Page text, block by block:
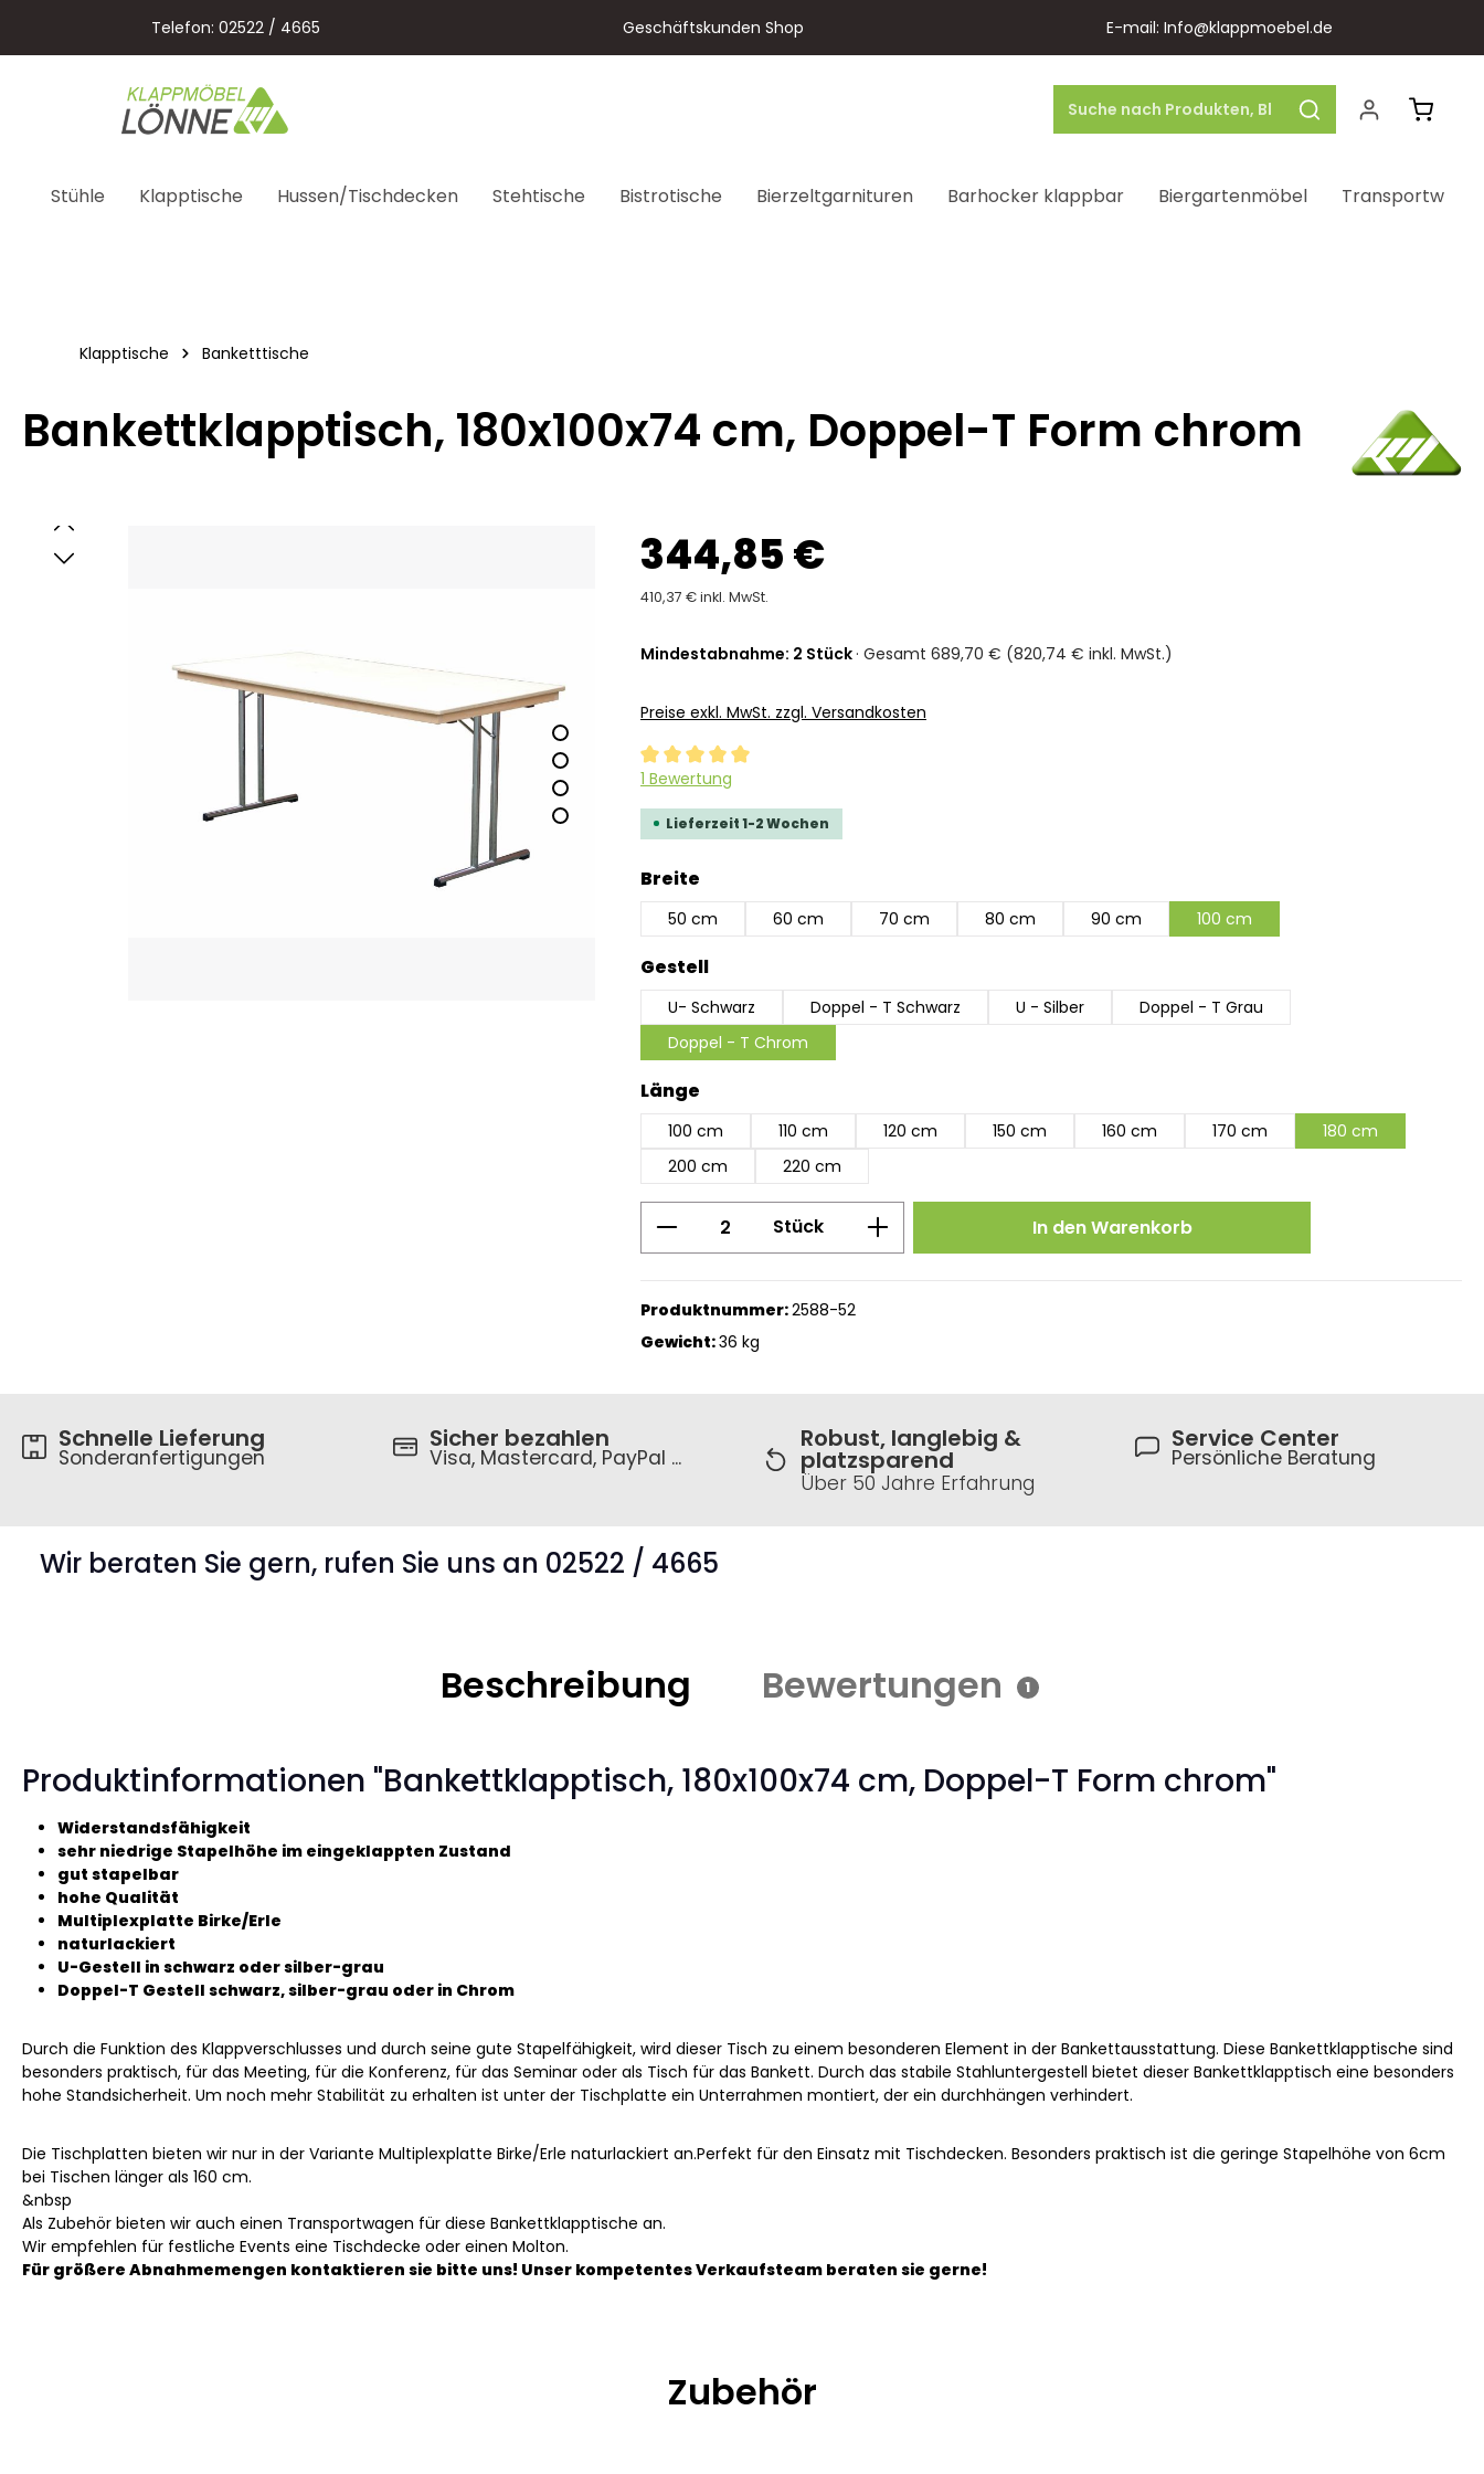
Zur Hauptnavigation springen
Telefon: 02522 / 4665 Geschäftskunden Shop E-mail: Info@klappmoebel.de
Stühle Klapptische Hussen/Tischdecken Stehtische Bistrotische Bierzeltgarnituren Barhocker klappbar Biergartenmöbel
Klapptische Banketttische
Bankettklapptisch, 180x100x74 cm, Doppel-T Form chrom
Bildergalerie überspringen 344,85 €
410,37 € inkl. MwSt.
Mindestabnahme: 2 Stück · Gesamt 689,70 € (820,74 € inkl. MwSt.)
Preise exkl. MwSt. zzgl. Versandkosten
Durchschnittliche Bewertung von 5 von 5 Sternen
1 Bewertung
Lieferzeit 1-2 Wochen
Breite
50 cm 60 cm 70 cm 80 cm 90 cm 100 cm
Gestellauswählen
U- Schwarz Doppel - T Schwarz U - Silber
Doppel - T Grau
Doppel - T Chrom
Länge
100 cm 110 cm 120 cm 150 cm 160 cm 170 cm
180 cm
200 cm
220 cm
Produkt Anzahl: Gib den gewünschten Wert ein oder benutze
Stück In den Warenkorb
Produktnummer:2588-52
Gewicht:36 kg
Schnelle Lieferung
Sonderanfertigungen
Sicher bezahlen
Visa, Mastercard, PayPal ...
Robust, langlebig &
platzsparend
Über 50 Jahre Erfahrung
Service Center
Persönliche Beratung
Wir beraten Sie gern, rufen Sie uns an 02522 / 4665
Beschreibung Bewertungen 1
Produktinformationen "Bankettklapptisch, 180x100x74 cm, Doppel-T Form chrom"
Widerstandsfähigkeit
sehr niedrige Stapelhöhe im eingeklappten Zustand
gut stapelbar
hohe Qualität
Multiplexplatte Birke/Erle
naturlackiert
U-Gestell in schwarz oder silber-grau
Doppel-T Gestell schwarz, silber-grau oder in Chrom
Durch die Funktion des Klappverschlusses und durch seine gute Stapelfähigkeit, wird dieser Tisch zu einem besonderen Element in der Bankettausstattung. Diese Bankettklapptische sind
besonders praktisch, für das Meeting, für die Konferenz, für das Seminar oder als Tisch für das Bankett. Durch das stabile Stahluntergestell bietet dieser Bankettklapptisch eine besonders
hohe Standsicherheit. Um noch mehr Stabilität zu erhalten ist unter der Tischplatte ein Unterrahmen montiert, der ein durchhängen verhindert.
Die Tischplatten bieten wir nur in der Variante Multiplexplatte Birke/Erle naturlackiert an.Perfekt für den Einsatz mit Tischdecken. Besonders praktisch ist die geringe Stapelhöhe von 6cm
bei Tischen länger als 160 cm.
&nbsp
Als Zubehör bieten wir auch einen Transportwagen für diese Bankettklapptische an.
Wir empfehlen für festliche Events eine Tischdecke oder einen Molton.
Für größere Abnahmemengen kontaktieren sie bitte uns! Unser kompetentes Verkaufsteam beraten sie gerne!
Zubehör